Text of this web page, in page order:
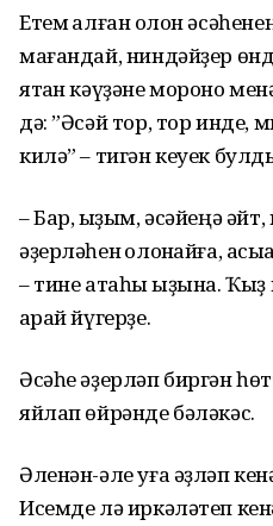
Етем ҡалған ҡолон
мағандай, ниндәйҙер
ятҡан кәүҙәне мороно
дә: ”Әсәй тор, тор инде,
килә” – тигән кеуек
– Бар, ҡыҙым, әсәйеңә
әҙерләһен ҡолонҡайға,
– тине атаһы ҡыҙына.
ҡарай йүгерҙе.
Әсәһе әҙерләп биргән
яйлап өйрәнде бәләкәс.
Әленән-әле уға әҙләп
Исемде лә иркәләтеп